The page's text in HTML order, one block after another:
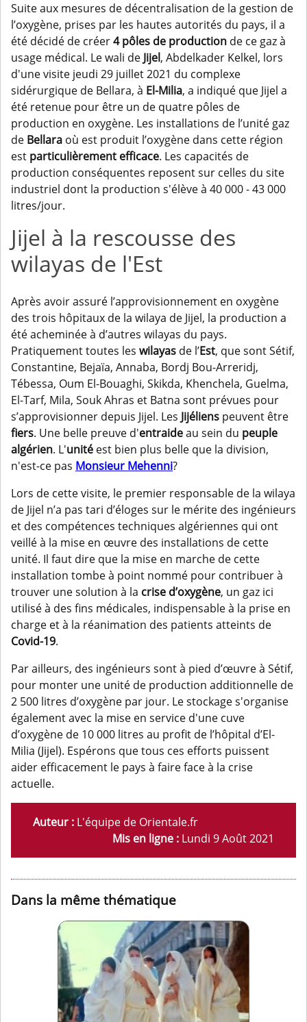
Suite aux mesures de décentralisation de la gestion de
l’oxygène, prises par les hautes autorités du pays, il a
été décidé de créer4 pôles de production de ce gaz à
usage médical. Le wali de Jijel, Abdelkader Kelkel, lors
d'une visite jeudi 29 juillet 2021 du complexe
sidérurgique de Bellara, à El-Milia, a indiqué que Jijel a
été retenue pour être un de quatre pôles de
production en oxygène. Les installations de l’unité gaz
de Bellara où est produit l’oxygène dans cette région
est particulièrement efficace. Les capacités de
production conséquentes reposent sur celles du site
industriel dont la production s'élève à 40 000 - 43 000
litres/jour.
Jijel à la rescousse des
wilayas de l'Est
Après avoir assuré l’approvisionnement en oxygène
des trois hôpitaux de la wilaya de Jijel, la production a
été acheminée à d’autres wilayas du pays.
Pratiquement toutes les wilayas de l’Est, que sont Sétif,
Constantine, Bejaïa, Annaba, Bordj Bou-Arreridj,
Tébessa, Oum El-Bouaghi, Skikda, Khenchela, Guelma,
El-Tarf, Mila, Souk Ahras et Batna sont prévues pour
s’approvisionner depuis Jijel. Les Jijéliens peuvent être
fiers. Une belle preuve d'entraideau sein du peuple
algérien. L'unité est bien plus belle que la division,
n'est-ce pas Monsieur Mehenni?
Lors de cette visite, le premier responsable de la wilaya
de Jijel n’a pas tari d’éloges sur le mérite des ingénieurs
et des compétences techniques algériennes qui ont
veillé à la mise en œuvre des installations de cette
unité. Il faut dire que la mise en marche de cette
installation tombe à point nommé pour contribuer à
trouver une solution à la crise d’oxygène, un gaz ici
utilisé à des fins médicales, indispensable à la prise en
charge et à la réanimation des patients atteints de
Covid-19.
Par ailleurs, des ingénieurs sont à pied d’œuvre à Sétif,
pour monter une unité de production additionnelle de
2 500 litres d’oxygène par jour. Le stockage s'organise
également avec la mise en service d'une cuve
d’oxygène de 10 000 litres au profit de l’hôpital d’El-
Milia (Jijel). Espérons que tous ces efforts puissent
aider efficacement le pays à faire face à la crise
actuelle.
Auteur : L'équipe de Orientale.fr
Mis en ligne : Lundi 9 Août 2021
Dans la même thématique